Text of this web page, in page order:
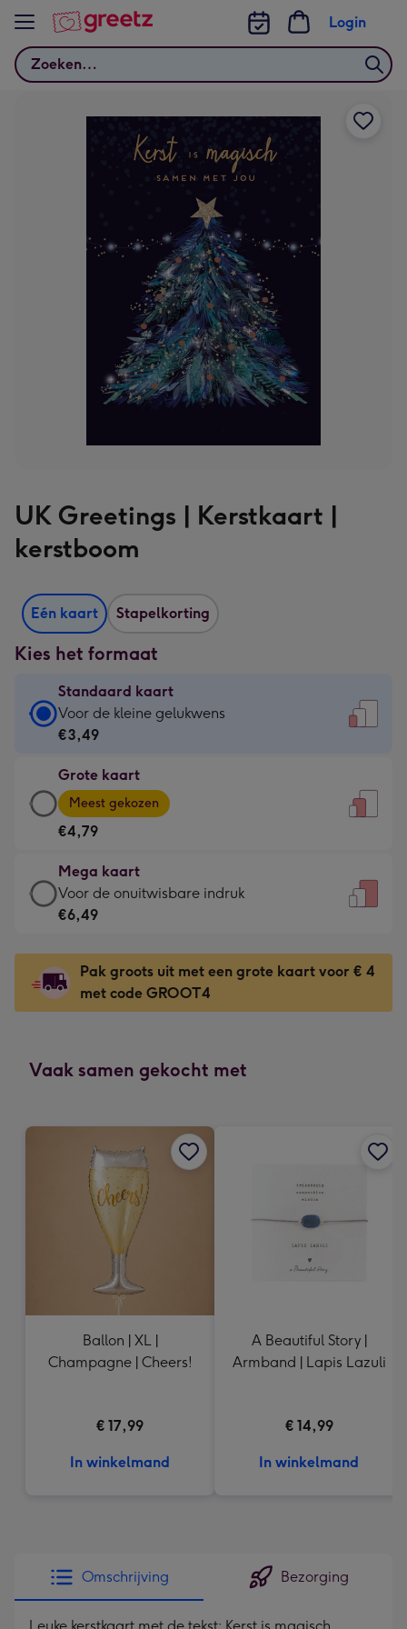
Bekijk meer
Zoeken
Login
UK Greetings | Kerstkaart |
kerstboom
Eén kaart Stapelkorting
Kies het formaat
Standaard kaart
Standaard
kaart
€3,49
-
Voor
kleine
gelukwens
-
120
x
160
mm
Voor de kleine gelukwens
€3,49
Grote kaart
Grote
kaart
-
€4,79
-
Meest
gekozen
Dimensions:
167
x
Meest gekozen
€4,79
Mega kaart
Mega
kaart
€6,49
-
Voor
indruk
241
Voor de onuitwisbare indruk
€6,49
Pak groots uit met een grote kaart voor € 4
met code GROOT4
Vaak samen gekocht met
Ballon | XL |
Champagne | Cheers!
€ 17,99
In winkelmand
A Beautiful Story |
Armband | Lapis Lazuli
€ 14,99
In winkelmand
Omschrijving Bezorging